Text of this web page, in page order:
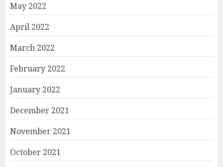
May 2022
April 2022
March 2022
February 2022
January 2022
December 2021
November 2021
October 2021